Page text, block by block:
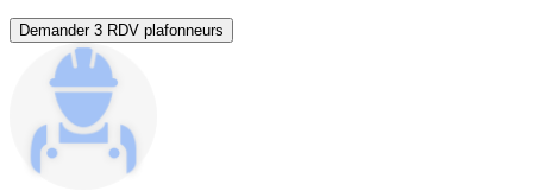
Demander 3 RDV plafonneurs